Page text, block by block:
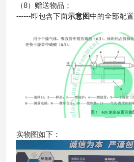
（8）赠送物品；
------即包含下面示意图中的全部配置
实物图如下：